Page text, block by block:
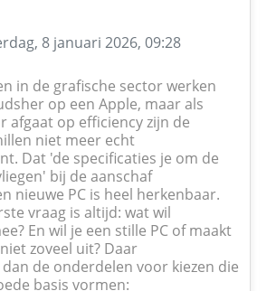
8 januari 2026, 09:28
in de grafische sector werken
op een Apple, maar als
afgaat op efficiency zijn de
niet meer echt
Dat 'de specificaties je om de
bij de aanschaf
nieuwe PC is heel herkenbaar.
vraag is altijd: wat wil
En wil je een stille PC of maakt
zoveel uit? Daar
de onderdelen voor kiezen die
basis vormen: